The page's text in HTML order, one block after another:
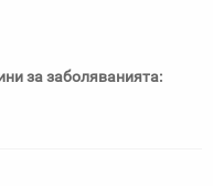
за заболяванията: